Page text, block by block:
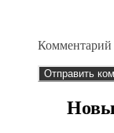
Комментарий